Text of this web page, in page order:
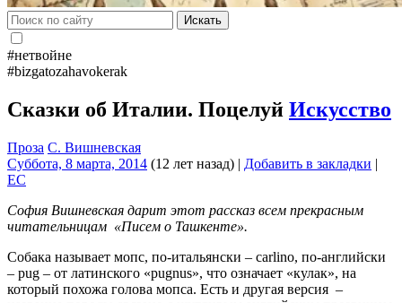
Искать
#нетвойне
#bizgatozahavokerak
Сказки об Италии. Поцелуй Искусство
Проза С. Вишневская
Суббота, 8 марта, 2014 (12 лет назад) | Добавить в закладки |
EC
София Вишневская дарит этот рассказ всем прекрасным
читательницам «Писем о Ташкенте».
Собака называет мопс, по-итальянски – carlino, по-английски
– pug – от латинского «pugnus», что означает «кулак», на
который похожа голова мопса. Есть и другая версия –